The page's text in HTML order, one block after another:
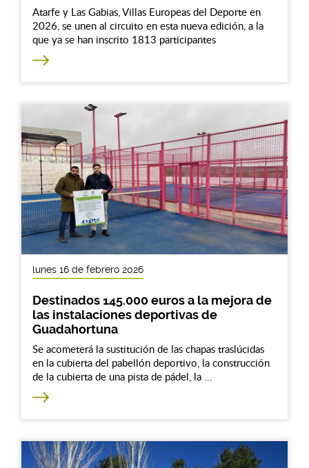
Atarfe y Las Gabias, Villas Europeas del Deporte en
2026, se unen al circuito en esta nueva edición, a la
que ya se han inscrito 1813 participantes
lunes 16 de febrero 2026
Destinados 145.000 euros a la mejora de
las instalaciones deportivas de
Guadahortuna
Se acometerá la sustitución de las chapas traslúcidas
en la cubierta del pabellón deportivo, la construcción
de la cubierta de una pista de pádel, la ...